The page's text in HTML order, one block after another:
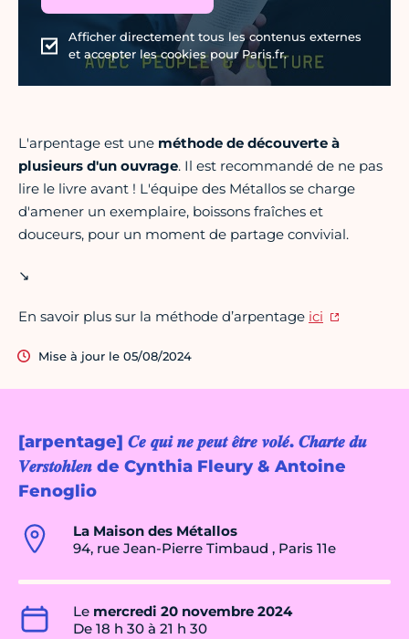
[arpentage] 𝑪𝒆 𝒒𝒖𝒊 𝒏𝒆 𝒑𝒆𝒖𝒕 𝒆̂𝒕𝒓𝒆 𝒗𝒐𝒍𝒆́. 𝑪𝒉𝒂𝒓𝒕𝒆 𝒅𝒖
𝑽𝒆𝒓𝒔𝒕𝒐𝒉𝒍𝒆𝒏 de Cynthia Fleury & Antoine
Fenoglio
La Maison des Métallos
94, rue Jean-Pierre Timbaud , Paris 11e
Le mercredi 20 novembre 2024
De 18 h 30 à 21 h 30
Afficher directement tous les contenus externes
et accepter les cookies pour Paris.fr.
L'arpentage est une méthode de découverte à
plusieurs d'un ouvrage. Il est recommandé de ne pas
lire le livre avant ! L'équipe des Métallos se charge
d'amener un exemplaire, boissons fraîches et
douceurs, pour un moment de partage convivial.
↘
En savoir plus sur la méthode d’arpentage ici
Mise à jour le 05/08/2024